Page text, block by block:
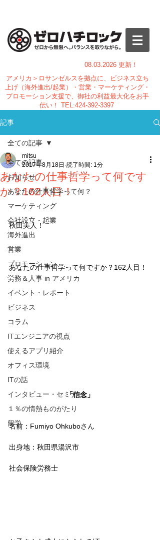
08.03.2026 更新！
アメリカ＞ロサンゼルスを拠点に、ビジネス立ち
上げ（海外進出/起業）・営業・マーケティング・
プロモーション支援で、御社の利益最大化をお手
伝い！ TEL:424-392-3397
記事
全ての記事
お知らせ
あなたの仕事哲学って何？
マーケティング
会社設立・起業
海外進出
営業
プロモーション
労務＆人事 in アメリカ
イベント・レポート
ビジネス
コラム
ITエンジニアの視点
使えるアプリ紹介
オフィス環境
ITの話
インタビュー・セミナー
１％の情熱ものがたり
留学
全ての記事
あなたの仕事哲学って何です
か？162人目！
mitsu
2017年8月18日 読了時間: 1分
秋田美人！
あなたの仕事哲学って何ですか？162人目！
「信念」
名前：Fumiyo Ohkuboさん
出身地：秋田県湯沢市
社会保険労務士